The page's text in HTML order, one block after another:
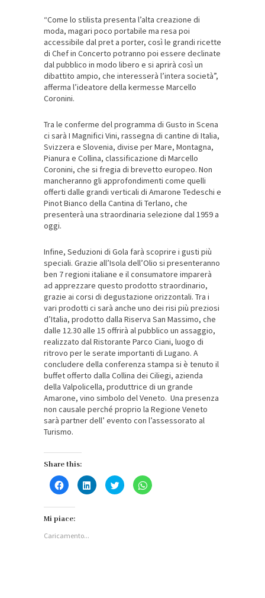
“Come lo stilista presenta l’alta creazione di
moda, magari poco portabile ma resa poi
accessibile dal pret a porter, così le grandi ricette
di Chef in Concerto potranno poi essere declinate
dal pubblico in modo libero e si aprirà così un
dibattito ampio, che interesserà l’intera società”,
afferma l’ideatore della kermesse Marcello
Coronini.
Tra le conferme del programma di Gusto in Scena
ci sarà I Magnifici Vini, rassegna di cantine di Italia,
Svizzera e Slovenia, divise per Mare, Montagna,
Pianura e Collina, classificazione di Marcello
Coronini, che si fregia di brevetto europeo. Non
mancheranno gli approfondimenti come quelli
offerti dalle grandi verticali di Amarone Tedeschi e
Pinot Bianco della Cantina di Terlano, che
presenterà una straordinaria selezione dal 1959 a
oggi.
Infine, Seduzioni di Gola farà scoprire i gusti più
speciali. Grazie all’Isola dell’Olio si presenteranno
ben 7 regioni italiane e il consumatore imparerà
ad apprezzare questo prodotto straordinario,
grazie ai corsi di degustazione orizzontali. Tra i
vari prodotti ci sarà anche uno dei risi più preziosi
d’Italia, prodotto dalla Riserva San Massimo, che
dalle 12.30 alle 15 offrirà al pubblico un assaggio,
realizzato dal Ristorante Parco Ciani, luogo di
ritrovo per le serate importanti di Lugano. A
concludere della conferenza stampa si è tenuto il
buffet offerto dalla Collina dei Ciliegi, azienda
della Valpolicella, produttrice di un grande
Amarone, vino simbolo del Veneto. Una presenza
non causale perché proprio la Regione Veneto
sarà partner dell’ evento con l’assessorato al
Turismo.
Share this:
Fai
clic
Facebook
apre
in
Fai
clic
Fai
clic
Fai
clic
Mi piace:
Caricamento...